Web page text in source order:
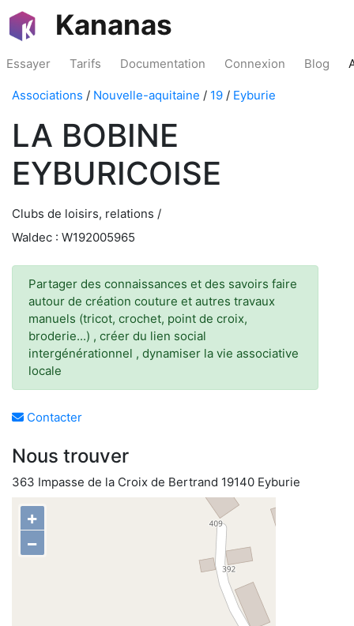
Kananas
Essayer Tarifs Documentation Connexion Blog
Associations / Nouvelle-aquitaine / 19 / Eyburie
LA BOBINE
EYBURICOISE
Clubs de loisirs, relations /
Waldec : W192005965
Partager des connaissances et des savoirs faire
autour de création couture et autres travaux
manuels (tricot, crochet, point de croix,
broderie...) , créer du lien social
intergénérationnel , dynamiser la vie associative
locale
Contacter
Nous trouver
363 Impasse de la Croix de Bertrand 19140 Eyburie
+
−